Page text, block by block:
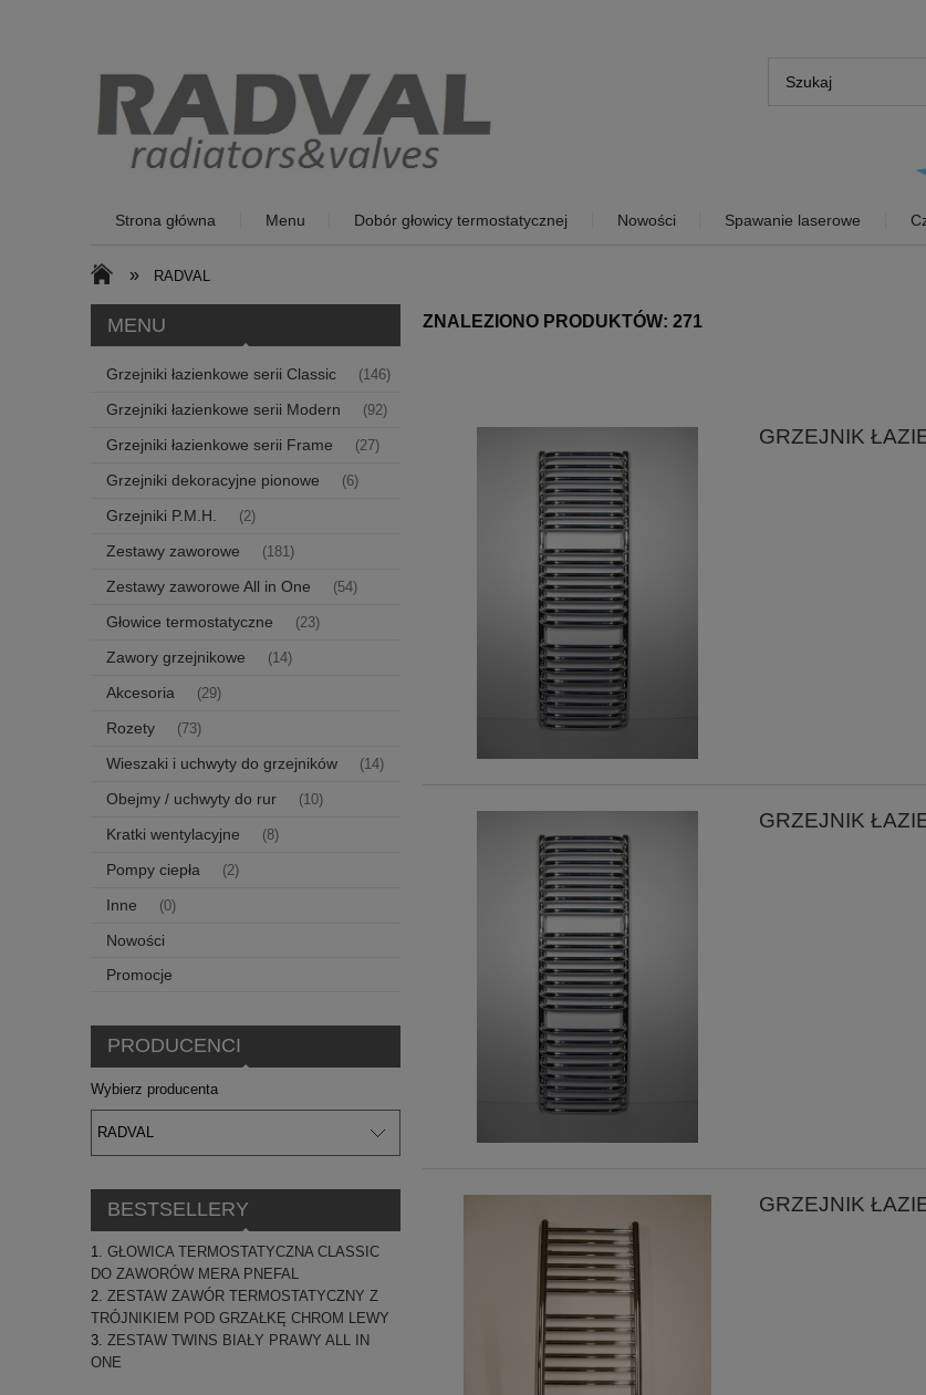
Strona główna Menu Dobór głowicy termostatycznej Nowości Spawanie laserowe
» RADVAL
MENU
Grzejniki łazienkowe serii Classic (146)
Grzejniki łazienkowe serii Modern (92)
Grzejniki łazienkowe serii Frame (27)
Grzejniki dekoracyjne pionowe (6)
Grzejniki P.M.H. (2)
Zestawy zaworowe (181)
Zestawy zaworowe All in One (54)
Głowice termostatyczne (23)
Zawory grzejnikowe (14)
Akcesoria (29)
Rozety (73)
Wieszaki i uchwyty do grzejników (14)
Obejmy / uchwyty do rur (10)
Kratki wentylacyjne (8)
Pompy ciepła (2)
Inne (0)
Nowości
Promocje
PRODUCENCI
Wybierz producenta
BESTSELLERY
GŁOWICA TERMOSTATYCZNA CLASSIC
DO ZAWORÓW MERA PNEFAL
ZESTAW ZAWÓR TERMOSTATYCZNY Z
TRÓJNIKIEM POD GRZAŁKĘ CHROM LEWY
ZESTAW TWINS BIAŁY PRAWY ALL IN
ONE
ZNALEZIONO PRODUKTÓW: 271
GRZEJNIK
GRZEJNIK
GRZEJNIK